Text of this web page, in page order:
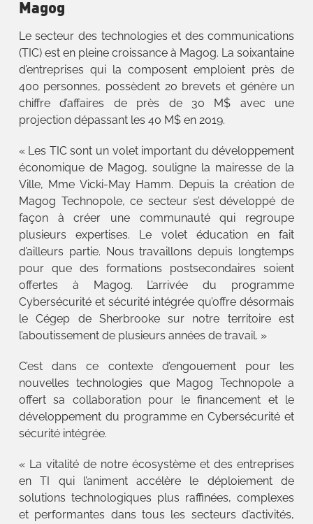
Magog
Le secteur des technologies et des communications
(TIC) est en pleine croissance à Magog. La soixantaine
d’entreprises qui la composent emploient près de
400 personnes, possèdent 20 brevets et génère un
chiffre d’affaires de près de 30 M$ avec une
projection dépassant les 40 M$ en 2019.
« Les TIC sont un volet important du développement
économique de Magog, souligne la mairesse de la
Ville, Mme Vicki-May Hamm. Depuis la création de
Magog Technopole, ce secteur s’est développé de
façon à créer une communauté qui regroupe
plusieurs expertises. Le volet éducation en fait
d’ailleurs partie. Nous travaillons depuis longtemps
pour que des formations postsecondaires soient
offertes à Magog. L’arrivée du programme
Cybersécurité et sécurité intégrée qu’offre désormais
le Cégep de Sherbrooke sur notre territoire est
l’aboutissement de plusieurs années de travail. »
C’est dans ce contexte d’engouement pour les
nouvelles technologies que Magog Technopole a
offert sa collaboration pour le financement et le
développement du programme en Cybersécurité et
sécurité intégrée.
« La vitalité de notre écosystème et des entreprises
en TI qui l’animent accélère le déploiement de
solutions technologiques plus raffinées, complexes
et performantes dans tous les secteurs d’activités,